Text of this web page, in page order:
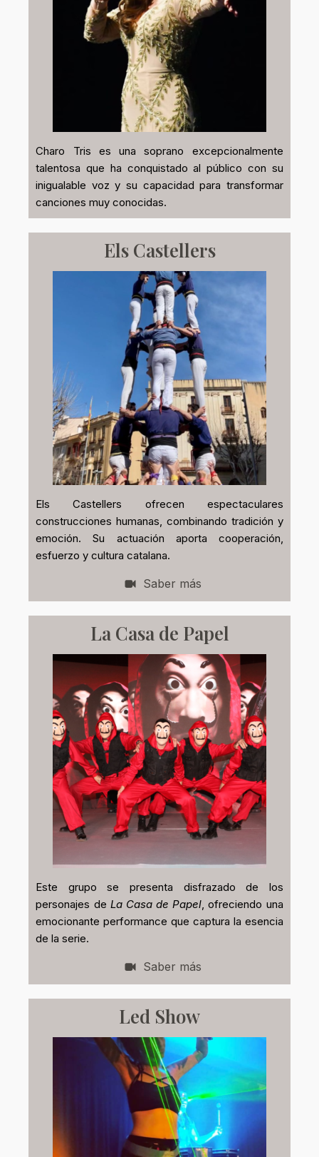
Charo Tris es una soprano excepcionalmente
talentosa que ha conquistado al público con su
inigualable voz y su capacidad para transformar
canciones muy conocidas.
Els Castellers
Els Castellers ofrecen espectaculares
construcciones humanas, combinando tradición y
emoción. Su actuación aporta cooperación,
esfuerzo y cultura catalana.
Saber más
La Casa de Papel
Este grupo se presenta disfrazado de los
personajes de La Casa de Papel , ofreciendo una
emocionante performance que captura la esencia
de la serie.
Saber más
Led Show